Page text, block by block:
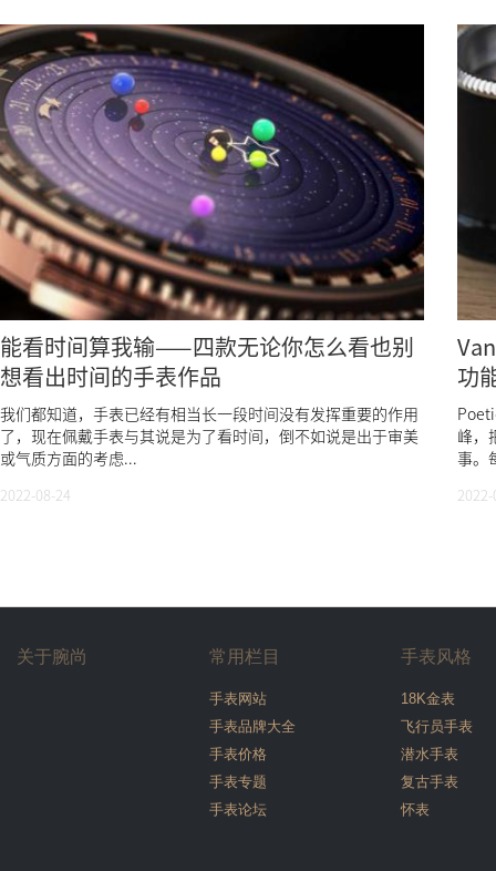
能看时间算我输——四款无论你怎么看也别
想看出时间的手表作品
我们都知道，手表已经有相当长一段时间没有发挥重要的作用
了，现在佩戴手表与其说是为了看时间，倒不如说是出于审美
或气质方面的考虑...
2022-08-24
功
峰，
事。
关于腕尚 常用栏目
手表网站
手表品牌大全
手表价格
手表专题
手表论坛
手表风格
18K金表
飞行员手表
潜水手表
复古手表
怀表